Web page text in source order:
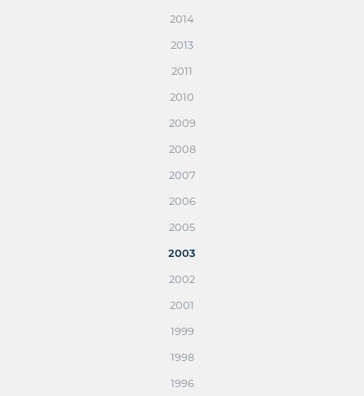
2014
2013
2011
2010
2009
2008
2007
2006
2005
2003
2002
2001
1999
1998
1996